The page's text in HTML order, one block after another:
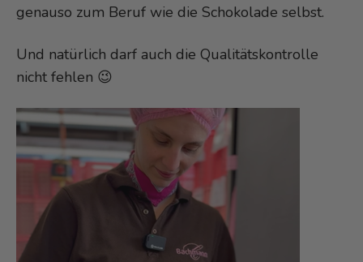
genauso zum Beruf wie die Schokolade selbst.
Und natürlich darf auch die Qualitätskontrolle
nicht fehlen 😉